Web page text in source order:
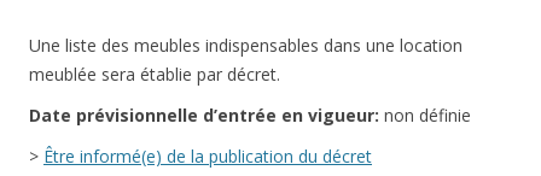
Une liste des meubles indispensables dans une location
meublée sera établie par décret.
Date prévisionnelle d’entrée en vigueur: non définie
> Être informé(e) de la publication du décret